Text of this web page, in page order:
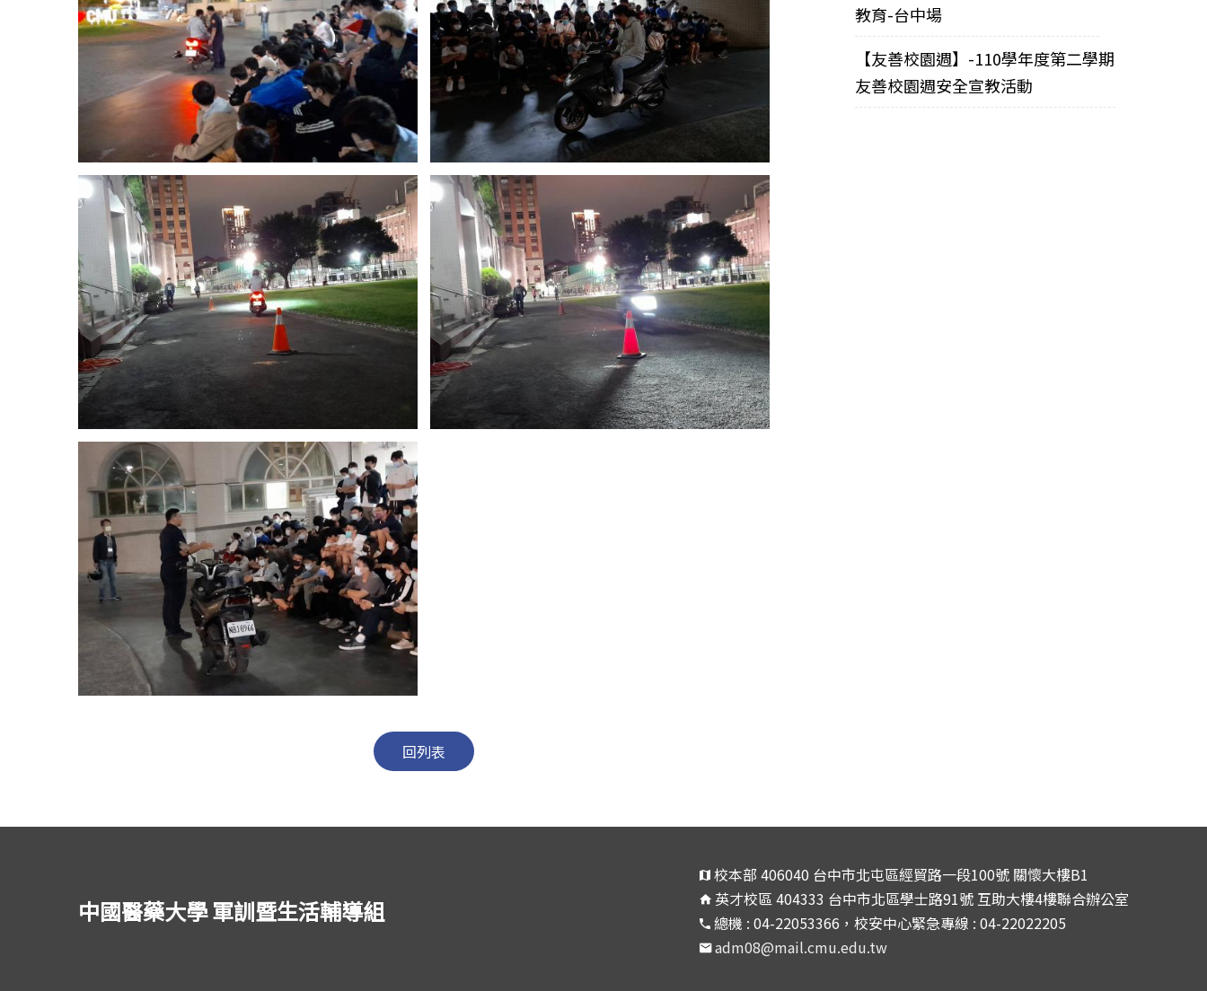
回列表
教育-台中場
【友善校園週】-110學年度第二學期
友善校園週安全宣教活動
中國醫藥大學 軍訓暨生活輔導組
校本部 406040 台中市北屯區經貿路一段100號 關懷大樓B1
英才校區 404333 台中市北區學士路91號 互助大樓4樓聯合辦公室
總機 : 04-22053366，校安中心緊急專線 : 04-22022205
adm08@mail.cmu.edu.tw